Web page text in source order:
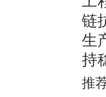
链
生
持
推